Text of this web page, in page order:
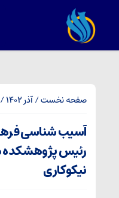
صفحه نخست/آذر 1402 /
آسیب شناسی
رئیس پژوهشکده
نیکوکاری